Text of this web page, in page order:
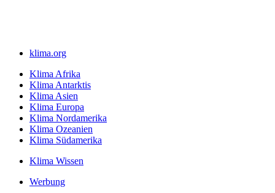
klima.org
Klima Afrika
Klima Antarktis
Klima Asien
Klima Europa
Klima Nordamerika
Klima Ozeanien
Klima Südamerika
Klima Wissen
Werbung